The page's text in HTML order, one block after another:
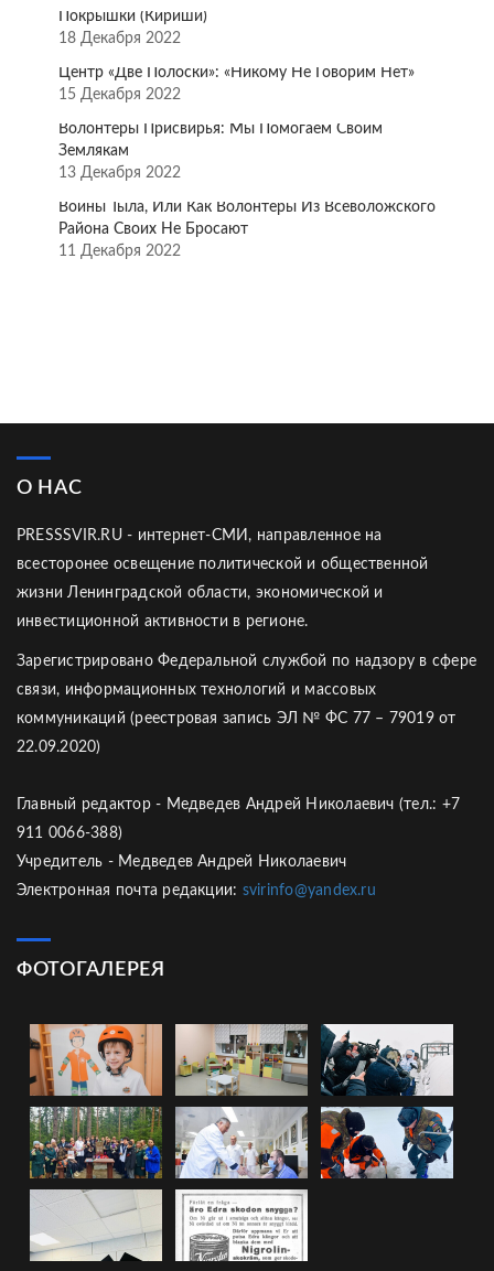
Покрышки (Кириши)
18 Декабря 2022
Центр «Две Полоски»: «Никому Не Говорим Нет»
15 Декабря 2022
Волонтёры Присвирья: Мы Помогаем Своим
Землякам
13 Декабря 2022
Воины Тыла, Или Как Волонтёры Из Всеволожского
Района Своих Не Бросают
11 Декабря 2022
О НАС
PRESSSVIR.RU - интернет-СМИ, направленное на
всесторонее освещение политической и общественной
жизни Ленинградской области, экономической и
инвестиционной активности в регионе.
Зарегистрировано Федеральной службой по надзору в сфере
связи, информационных технологий и массовых
коммуникаций (реестровая запись ЭЛ № ФС 77 – 79019 от
22.09.2020)
Главный редактор - Медведев Андрей Николаевич (тел.: +7
911 0066-388)
Учредитель - Медведев Андрей Николаевич
Электронная почта редакции: svirinfo@yandex.ru
ФОТОГАЛЕРЕЯ